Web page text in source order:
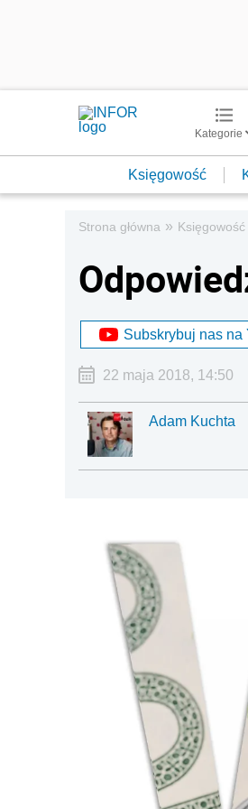
Kategorie
Księgowość
Strona główna » Księgowość
Subskrybuj nas na
22 maja 2018, 14:50
Adam Kuchta